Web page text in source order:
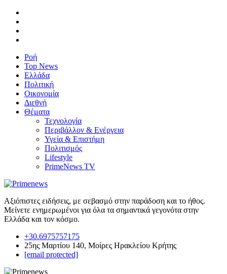
Ροή
Top News
Ελλάδα
Πολιτική
Οικονομία
Διεθνή
Θέματα
Τεχνολογία
Περιβάλλον & Ενέργεια
Υγεία & Επιστήμη
Πολιτισμός
Lifestyle
PrimeNews TV
Αξιόπιστες ειδήσεις, με σεβασμό στην παράδοση και το ήθος.
Μείνετε ενημερωμένοι για όλα τα σημαντικά γεγονότα στην
Ελλάδα και τον κόσμο.
+30.6975757175
25ης Μαρτίου 140, Μοίρες Ηρακλείου Κρήτης
[email protected]